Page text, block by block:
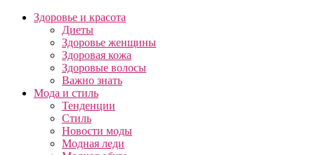
Здоровье и красота
Диеты
Здоровье женщины
Здоровая кожа
Здоровые волосы
Важно знать
Мода и стиль
Тенденции
Стиль
Новости моды
Модная леди